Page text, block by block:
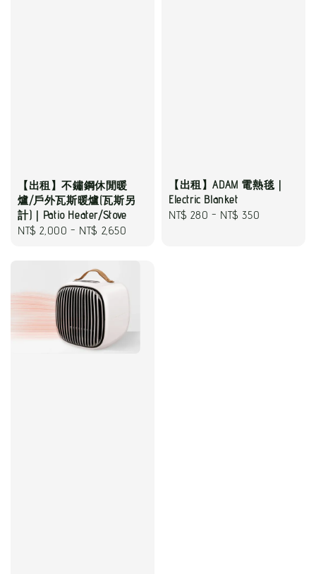
【出租】不鏽鋼休閒暖
爐/戶外瓦斯暖爐(瓦斯另
計)｜Patio Heater/Stove
Regular
NT$ 2,000 - NT$ 2,650
【出租】ADAM 電熱毯｜
Electric Blanket
Regular
NT$ 280 - NT$ 350